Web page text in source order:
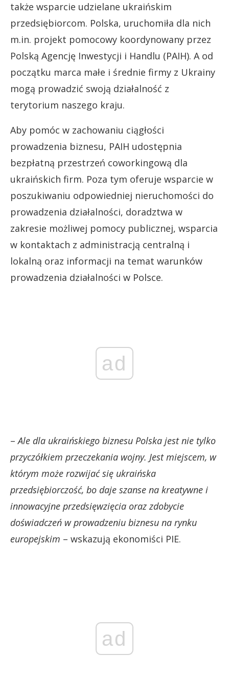
także wsparcie udzielane ukraińskim
przedsiębiorcom. Polska, uruchomiła dla nich
m.in. projekt pomocowy koordynowany przez
Polską Agencję Inwestycji i Handlu (PAIH). A od
początku marca małe i średnie firmy z Ukrainy
mogą prowadzić swoją działalność z
terytorium naszego kraju.
Aby pomóc w zachowaniu ciągłości
prowadzenia biznesu, PAIH udostępnia
bezpłatną przestrzeń coworkingową dla
ukraińskich firm. Poza tym oferuje wsparcie w
poszukiwaniu odpowiedniej nieruchomości do
prowadzenia działalności, doradztwa w
zakresie możliwej pomocy publicznej, wsparcia
w kontaktach z administracją centralną i
lokalną oraz informacji na temat warunków
prowadzenia działalności w Polsce.
ad
–Ale dla ukraińskiego biznesu Polska jest nie tylko
przyczółkiem przeczekania wojny. Jest miejscem, w
którym może rozwijać się ukraińska
przedsiębiorczość, bo daje szanse na kreatywne i
innowacyjne przedsięwzięcia oraz zdobycie
doświadczeń w prowadzeniu biznesu na rynku
europejskim – wskazują ekonomiści PIE.
ad